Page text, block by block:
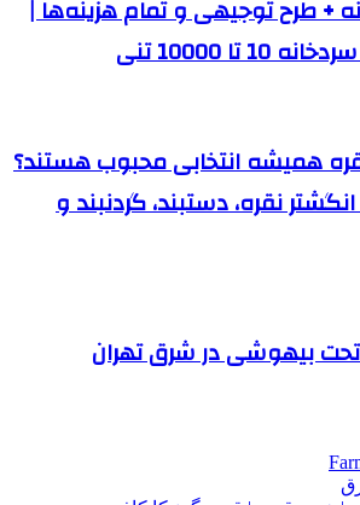
+ طرح توجیهی و تمام هزینه‌ها |
تا 10000 تنی
نقره همیشه انتخابی محبوب هستند؟
نقره، دستبند، گردنبند و
بیهوشی در شرق تهران